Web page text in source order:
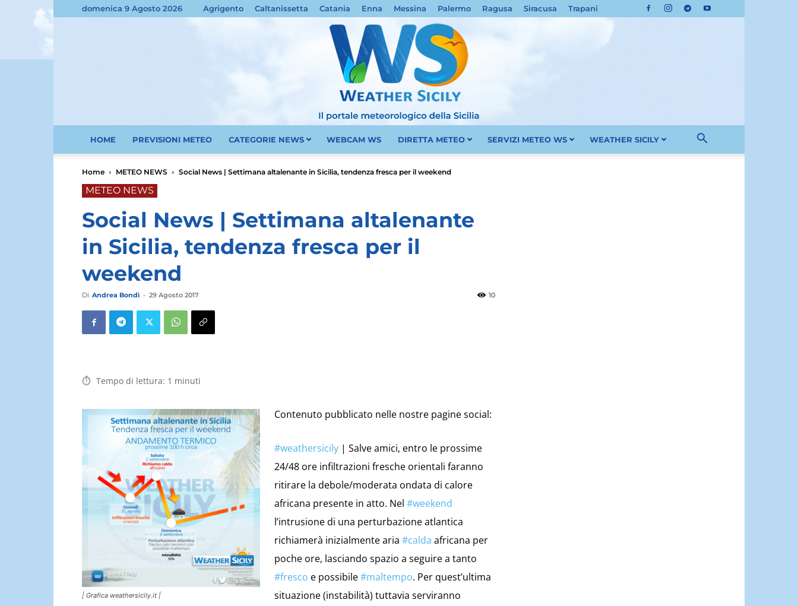
domenica 9 Agosto 2026 Agrigento Caltanissetta Catania Enna Messina Palermo Ragusa Siracusa Trapani
Sicilia
Sicily.it
HOME PREVISIONI METEO CATEGORIE NEWS WEBCAM WS DIRETTA METEO SERVIZI METEO WS WEATHER SICILY
Home METEO NEWS Social News | Settimana altalenante in Sicilia, tendenza fresca per il weekend
METEO NEWS
Social News | Settimana altalenante
in Sicilia, tendenza fresca per il
weekend
Di Andrea Bondì - 29 Agosto 2017 10
Tempo di lettura: 1 minuti
| Grafica weathersicily.it |
Contenuto pubblicato nelle nostre pagine social:
#weathersicily | Salve amici, entro le prossime
24/48 ore infiltrazioni fresche orientali faranno
ritirare la debole/moderata ondata di calore
africana presente in atto. Nel #weekend
l’intrusione di una perturbazione atlantica
richiamerà inizialmente aria #calda africana per
poche ore, lasciando spazio a seguire a tanto
#fresco e possibile#maltempo. Per quest’ultima
situazione (instabilità) tuttavia serviranno